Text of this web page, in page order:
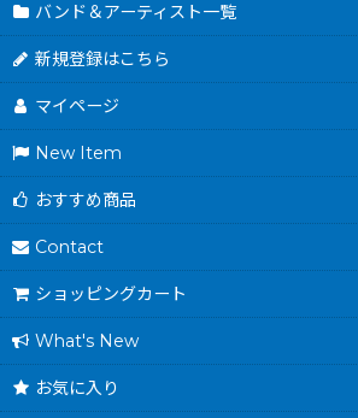
バンド＆アーティスト一覧
新規登録はこちら
マイページ
New Item
おすすめ商品
Contact
ショッピングカート
What's New
お気に入り